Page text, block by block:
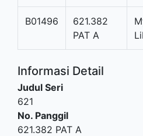
B01496
621.382
PAT A
Informasi Detail
Judul Seri
621
No. Panggil
621.382 PAT A